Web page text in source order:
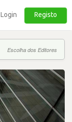
Login Registo
Escolha dos Editores